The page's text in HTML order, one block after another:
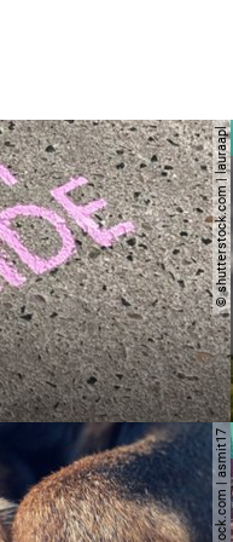
© shutterstock.com | lauraapl